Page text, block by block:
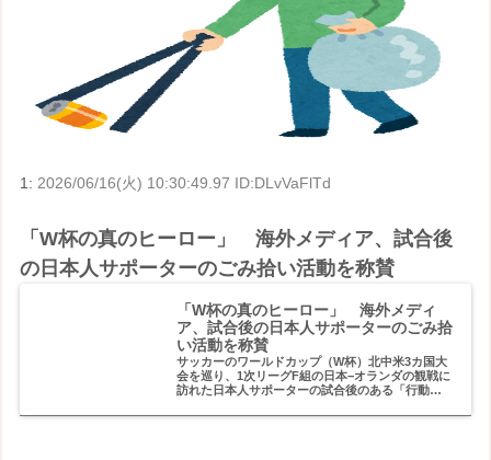
1: 2026/06/16(火) 10:30:49.97 ID:DLvVaFlTd
「W杯の真のヒーロー」 海外メディア、試合後
の日本人サポーターのごみ拾い活動を称賛
「W杯の真のヒーロー」 海外メディ
ア、試合後の日本人サポーターのごみ拾
い活動を称賛
サッカーのワールドカップ（W杯）北中米3カ国大
会を巡り、1次リーグF組の日本−オランダの観戦に
訪れた日本人サポーターの試合後のある「行動」